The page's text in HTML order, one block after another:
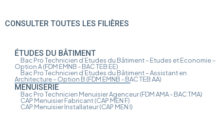
CONSULTER TOUTES LES FILIÈRES
ÉTUDES DU BÂTIMENT
Bac Pro Technicien d’Etudes du Bâtiment – Etudes et Economie –
Option A(FDM EMNB - BAC TEB EE)
Bac Pro Technicien d’Etudes du Bâtiment – Assistant en
Architecture – Option B (FDM EMNB - BAC TEB AA)
MENUISERIE
Bac Pro Technicien Menuisier Agenceur(FDM AMA - BAC TMA)
CAP Menuisier Fabricant(CAP MEN F)
CAP Menuisier Installateur(CAP MEN I)